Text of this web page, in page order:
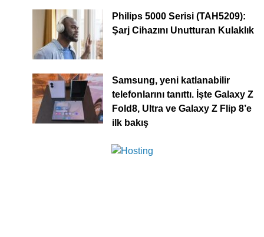
Philips 5000 Serisi (TAH5209):
Şarj Cihazını Unutturan Kulaklık
Samsung, yeni katlanabilir
telefonlarını tanıttı. İşte Galaxy Z
Fold8, Ultra ve Galaxy Z Flip 8’e
ilk bakış